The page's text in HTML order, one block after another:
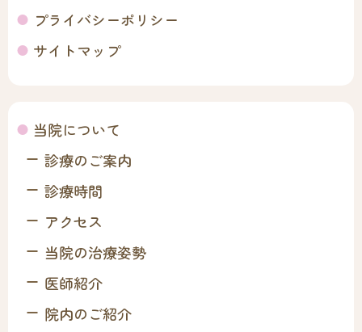
プライバシーポリシー
サイトマップ
当院について
診療のご案内
診療時間
アクセス
当院の治療姿勢
医師紹介
院内のご紹介